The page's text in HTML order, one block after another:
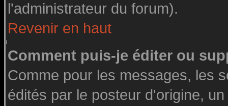
l'administrateur du forum).
Revenir en haut
Comment puis-je éditer ou
Comme pour les messages, les
édités par le posteur d'origine,